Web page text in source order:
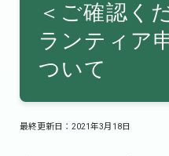
＜ご確認く
ランティア
ついて
最終更新日： 2021年3月18日